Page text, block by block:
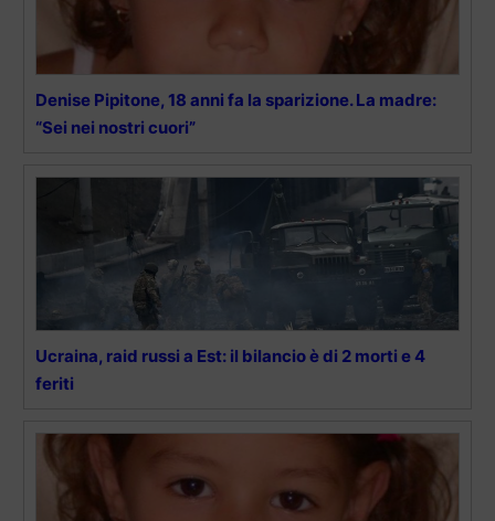
Denise Pipitone, 18 anni fa la sparizione. La madre:
“Sei nei nostri cuori”
Ucraina, raid russi a Est: il bilancio è di 2 morti e 4
feriti